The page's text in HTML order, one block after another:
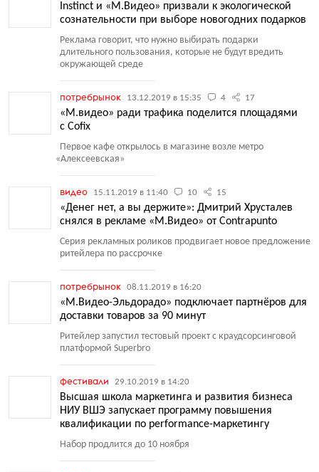
Instinct и «М.Видео» призвали к экологической
сознательности при выборе новогодних подарков
Реклама говорит, что нужно выбирать подарки
длительного пользования, которые не будут вредить
окружающей среде
потребрынок 13.12.2019 в 15:35 4 17
«М.видео» ради трафика поделится площадями
с Cofix
Первое кафе открылось в магазине возле метро
«Алексеевская»
видео 15.11.2019 в 11:40 10 15
«Денег нет, а вы держите»: Дмитрий Хрусталев
снялся в рекламе «М.Видео» от Contrapunto
Серия рекламных роликов продвигает новое предложение
ритейлера по рассрочке
потребрынок 08.11.2019 в 16:20
«М.Видео-Эльдорадо» подключает партнёров для
доставки товаров за 90 минут
Ритейлер запустил тестовый проект с краудсорсинговой
платформой Superbro
фестивали 29.10.2019 в 14:20
Высшая школа маркетинга и развития бизнеса
НИУ ВШЭ запускает программу повышения
квалификации по performance-маркетингу
Набор продлится до 10 ноября